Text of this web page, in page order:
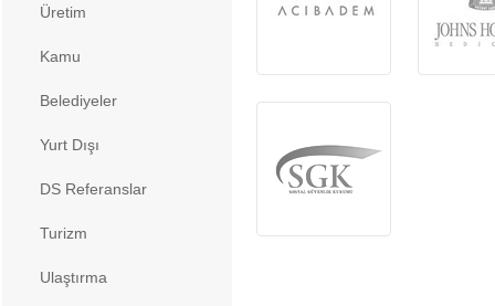
Üretim
Kamu
Belediyeler
Yurt Dışı
DS Referanslar
Turizm
Ulaştırma